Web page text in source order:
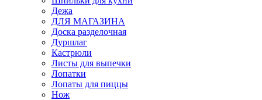
Дежа
ДЛЯ МАГАЗИНА
Доска разделочная
Дуршлаг
Кастрюли
Листы для выпечки
Лопатки
Лопаты для пиццы
Нож